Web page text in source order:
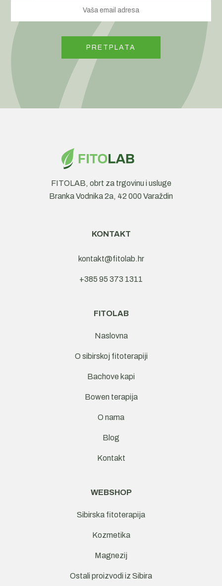
FITOLAB, obrt za trgovinu i usluge
Branka Vodnika 2a, 42 000 Varaždin
KONTAKT
kontakt@fitolab.hr
+385 95 373 1311
FITOLAB
Naslovna
O sibirskoj fitoterapiji
Bachove kapi
Bowen terapija
O nama
Blog
Kontakt
WEBSHOP
Sibirska fitoterapija
Kozmetika
Magnezij
Ostali proizvodi iz Sibira